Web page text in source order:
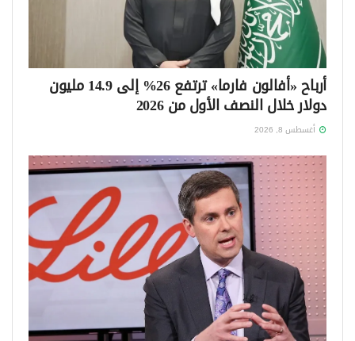
أرباح «أفالون فارما» ترتفع 26% إلى 14.9 مليون
دولار خلال النصف الأول من 2026
أغسطس 8, 2026